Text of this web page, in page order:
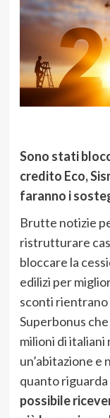
Sono stati
credito Eco,
faranno i
Brutte notizie
ristrutturare
bloccare la
edilizi per
sconti rientrano
Superbonus
milioni di italiani
un’abitazione
quanto riguarda
possibile